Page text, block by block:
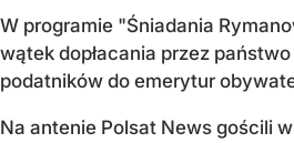
W programie "Śniadania
wątek dopłacania przez
podatników do emerytur
Na antenie Polsat News gościli